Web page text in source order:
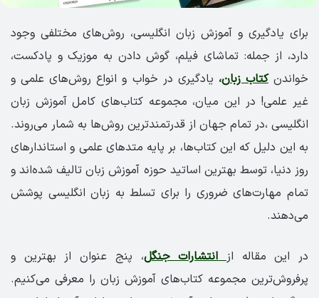
برای یادگیری و آموزش زبان انگلیسی، روش‌های مختلفی وجود
دارد، از جمله: تماشای فیلم، گوش دادن به موزیک‌ و پادکست‌،
خواندنکتاب زبان، یادگیری در خواب و انواع روش‌های علمی و
غیر علمی! در این میان، مجموعه کتاب‌های کامل آموزش زبان
انگلیسی ،در تمام جهان از قدرتمندترین روش‌ها به شمار می‌روند.
به این دلیل که این کتاب‌ها، بر پایه متدهای علمی و استاندارهای
روز دنیا، توسط بهترین اساتید حوزه آموزش زبان تالیف شده‌اند و
تمام مهارت‌های ضروری را برای تسلط به زبان انگلیسی پوشش
می‌دهند.
در این مقاله از انتشارات جنگل، پنج عنوان از بهترین و
پرفروش‌ترین مجموعه کتاب‌های آموزش زبان را معرفی می‌کنیم.